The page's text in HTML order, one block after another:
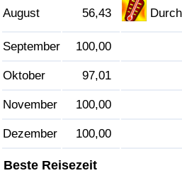
August 56,43
September 100,00
Oktober 97,01
November 100,00
Dezember 100,00
Beste Reisezeit
Verkehrs-Index (aktuell)
Verkehrs-Index nach Land